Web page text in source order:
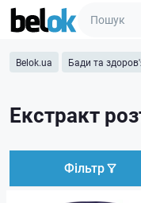
Belok.ua Бади та
Екстракт
Фільтр